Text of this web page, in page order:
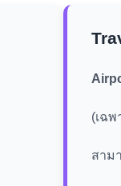
(เฉพ
สาม